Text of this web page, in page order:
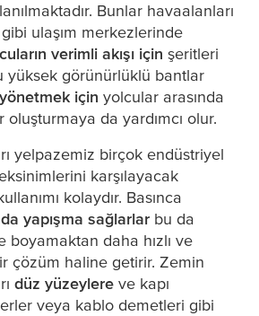
Bunlar havaalanları
ulaşım merkezlerinde
verimli akışı için şeritleri
yüksek görünürlüklü bantlar
için yolcular arasında
da yardımcı olur.
yelpazemiz birçok endüstriyel
karşılayacak
kolaydır. Basınca
yapışma sağlarlar bu da
boyamaktan daha hızlı ve
çözüm haline getirir. Zemin
düz yüzeylere ve kapı
veya kablo demetleri gibi